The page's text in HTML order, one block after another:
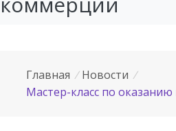
Главная / Новости /
Мастер-класс по